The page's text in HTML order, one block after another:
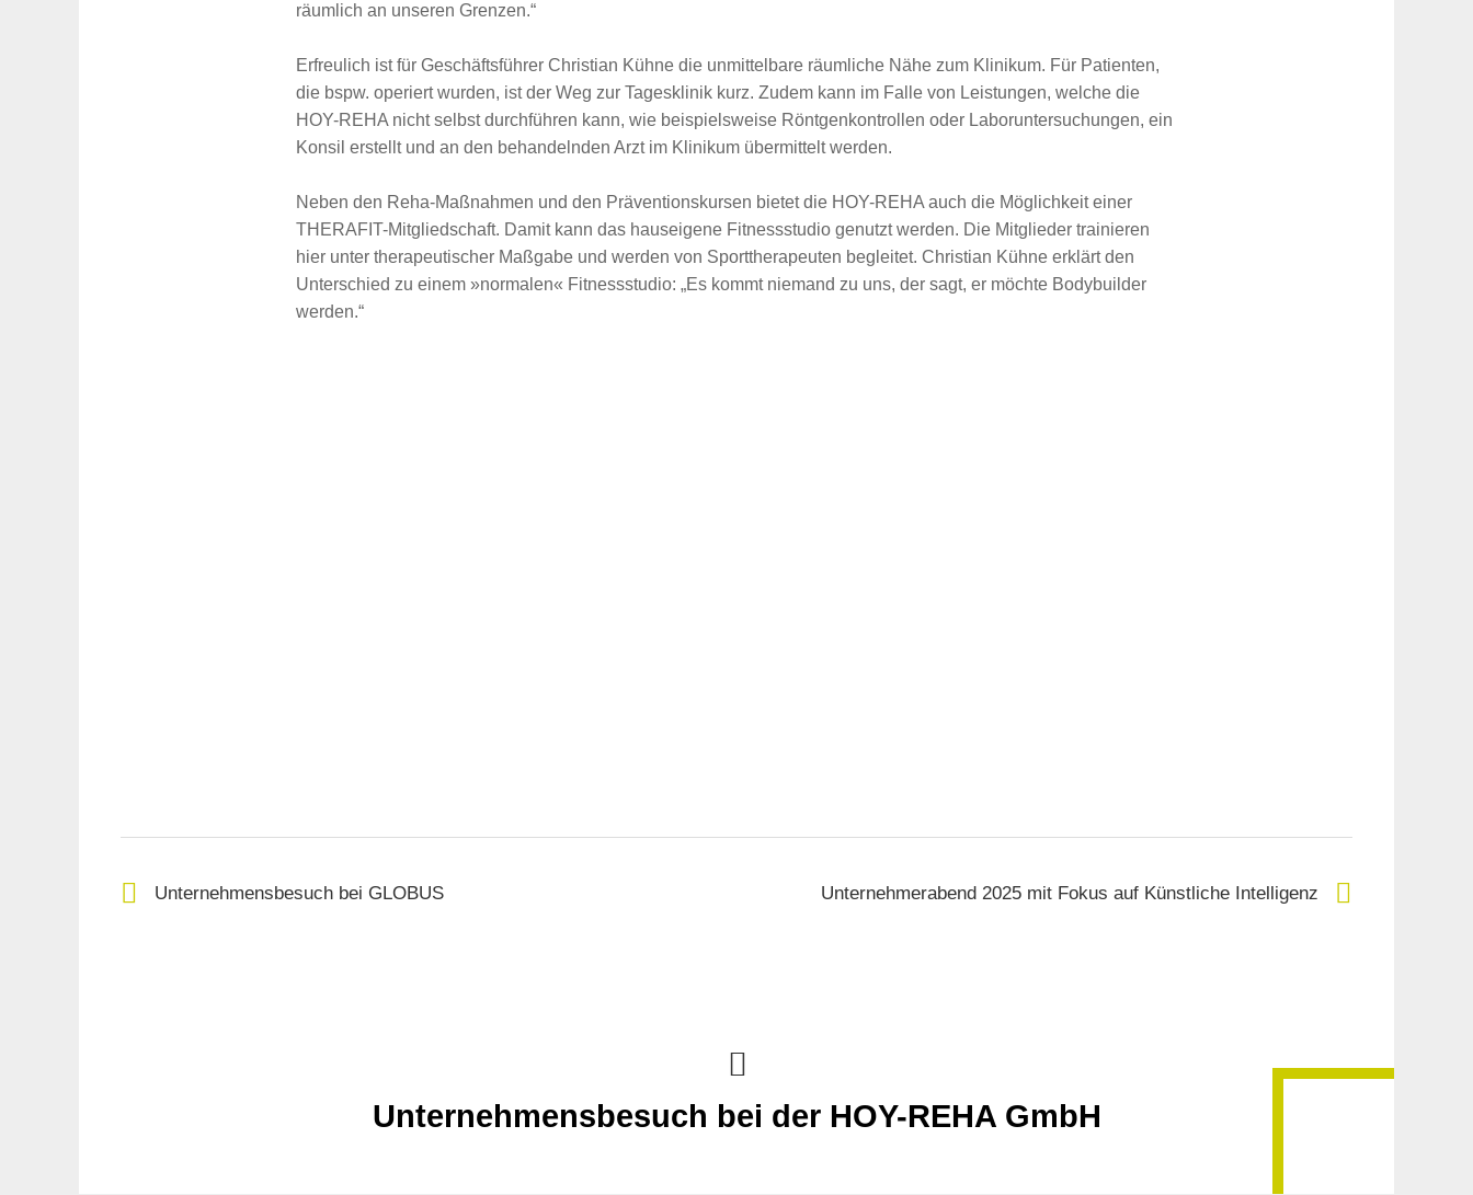
Suche
räumlich an unseren Grenzen.“
Erfreulich ist für Geschäftsführer Christian Kühne die unmittelbare räumliche Nähe zum Klinikum. Für Patienten,
die bspw. operiert wurden, ist der Weg zur Tagesklinik kurz. Zudem kann im Falle von Leistungen, welche die
HOY-REHA nicht selbst durchführen kann, wie beispielsweise Röntgenkontrollen oder Laboruntersuchungen, ein
Konsil erstellt und an den behandelnden Arzt im Klinikum übermittelt werden.
Neben den Reha-Maßnahmen und den Präventionskursen bietet die HOY-REHA auch die Möglichkeit einer
THERAFIT-Mitgliedschaft. Damit kann das hauseigene Fitnessstudio genutzt werden. Die Mitglieder trainieren
hier unter therapeutischer Maßgabe und werden von Sporttherapeuten begleitet. Christian Kühne erklärt den
Unterschied zu einem »normalen« Fitnessstudio: „Es kommt niemand zu uns, der sagt, er möchte Bodybuilder
werden.“
Unternehmensbesuch bei GLOBUS Unternehmerabend 2025 mit Fokus auf Künstliche Intelligenz
Unternehmensbesuch bei der HOY-REHA GmbH